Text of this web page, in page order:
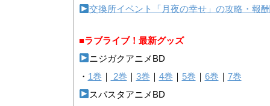
交換所イベント「月夜の幸せ」の攻略・報
■ラブライブ！最新グッズ
ニジガクアニメBD
・ 1巻 ｜ 2巻 ｜ 3巻 ｜ 4巻 ｜ 5巻 ｜ 6巻 ｜ 7巻
スパスタアニメBD